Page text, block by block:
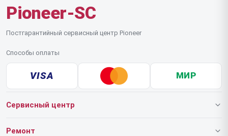
Pioneer-SC
Постгарантийный сервисный центр Pioneer
Способы оплаты
VISA МИР
Сервисный центр
О нашем сервисе
Ремонт